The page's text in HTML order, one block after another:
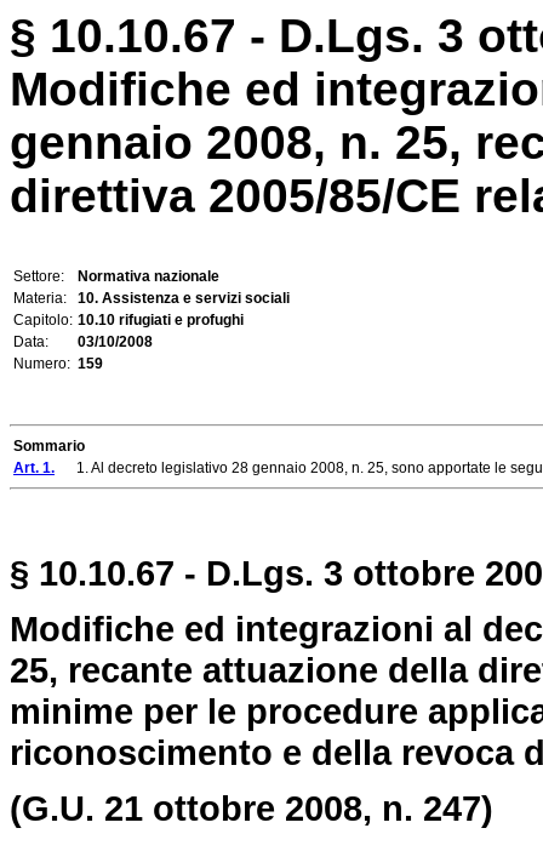
§ 10.10.67 - D.Lgs. 3
Modifiche ed
gennaio 2008, n. 25,
direttiva 2005/85/CE
Settore:
Normativa nazionale
Materia:
10. Assistenza e servizi sociali
Capitolo: 10.10 rifugiati e profughi
Data:
03/10/2008
Numero: 159
Sommario
Art. 1. 1. Al decreto legislativo 28 gennaio 2008, n. 25, sono apportate le
§ 10.10.67 - D.Lgs. 3 ottobre
Modifiche ed integrazioni al
25, recante attuazione della
minime per le procedure
riconoscimento e della revoca
(G.U. 21 ottobre 2008, n. 247)